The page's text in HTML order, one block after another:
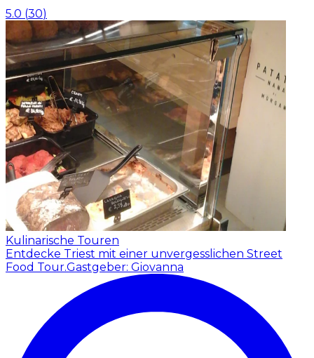
5.0 (30)
Kulinarische Touren
Entdecke Triest mit einer unvergesslichen Street
Food Tour.Gastgeber: Giovanna